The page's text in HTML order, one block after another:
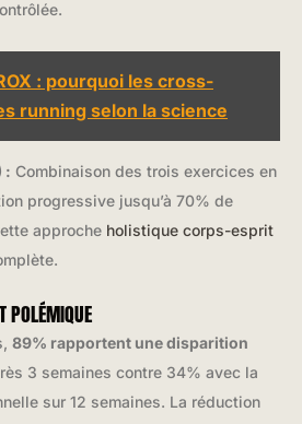
: pourquoi les cross-
running selon la science
: Combinaison des trois exercices en
progressive jusqu’à 70% de
approche holistique corps-esprit
POLÉMIQUE
89% rapportent une disparition
3 semaines contre 34% avec la
sur 12 semaines. La réduction